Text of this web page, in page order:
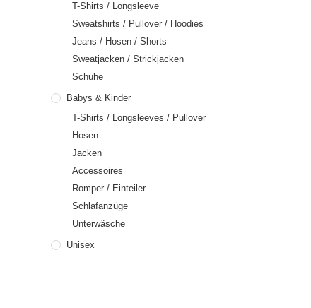
T-Shirts / Longsleeve
Sweatshirts / Pullover / Hoodies
Jeans / Hosen / Shorts
Sweatjacken / Strickjacken
Schuhe
Babys & Kinder
T-Shirts / Longsleeves / Pullover
Hosen
Jacken
Accessoires
Romper / Einteiler
Schlafanzüge
Unterwäsche
Unisex